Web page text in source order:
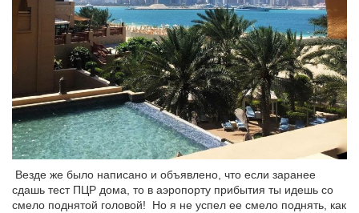
Везде же было написано и объявлено, что если заранее
сдашь тест ПЦР дома, то в аэропорту прибытия ты идешь со
смело поднятой головой! Но я не успел ее смело поднять, как